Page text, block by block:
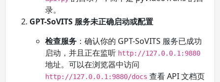
录。
GPT-SoVITS 服务未正确启动或配置
检查服务 ：确认你的 GPT-SoVITS 服务已成功
启动，并且正在监听 http://127.0.0.1:9880
地址。可以在浏览器中访问
http://127.0.0.1:9880/docs 查看 API 文档页